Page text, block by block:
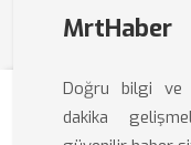
MrtHaber
Doğru bilgi ve
dakika